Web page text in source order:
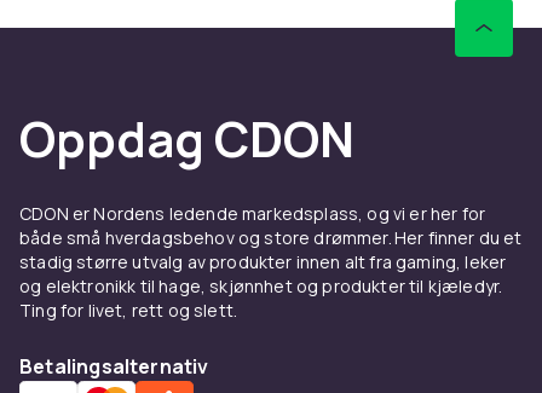
Oppdag CDON
CDON er Nordens ledende markedsplass, og vi er her for
både små hverdagsbehov og store drømmer. Her finner du et
stadig større utvalg av produkter innen alt fra gaming, leker
og elektronikk til hage, skjønnhet og produkter til kjæledyr.
Ting for livet, rett og slett.
Betalingsalternativ